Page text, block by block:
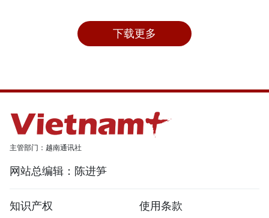
下载更多
主管部门：越南通讯社
网站总编辑：陈进笋
知识产权
使用条款